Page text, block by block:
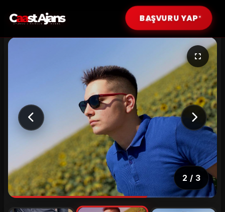
Erkek Modeller
Genç Modeller (13-17 Yaş)
Genç Yetişkin (18-25 Yaş)
Yetişkin (26-35 Yaş)
Tüm Modeller
BAŞVURU YAP
2 / 3